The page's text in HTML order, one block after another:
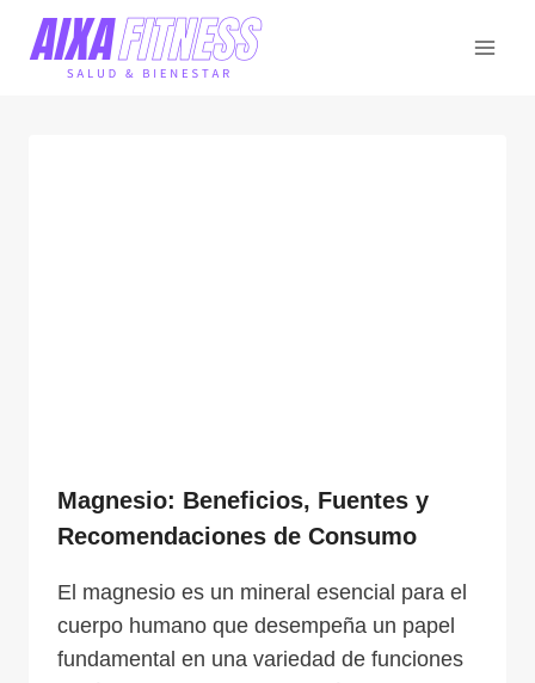
Saltar
contenido
Magnesio: Beneficios, Fuentes y
Recomendaciones de Consumo
El magnesio es un mineral esencial para el
cuerpo humano que desempeña un papel
fundamental en una variedad de funciones